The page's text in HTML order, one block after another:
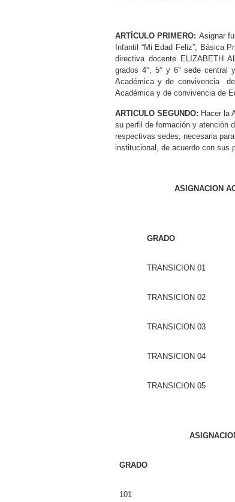
ARTÍCULO PRIMERO: Asignar
Infantil “Mi Edad Feliz”, Básica
directiva docente ELIZABETH
grados 4°, 5° y 6° sede central
Académica y de convivencia
Académica y de convivencia de
ARTICULO SEGUNDO: Hacer la
su perfil de formación y atención
respectivas sedes, necesaria
institucional, de acuerdo con sus
ASIGNACION
GRADO
TRANSICION 01
TRANSICION 02
TRANSICION 03
TRANSICION 04
TRANSICION 05
GRADO
101